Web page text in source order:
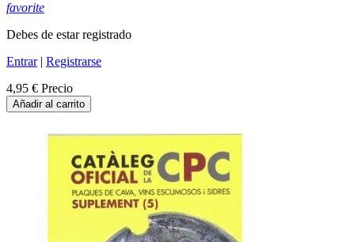
favorite
Debes de estar registrado
Entrar| Registrarse
4,95 € Precio
Añadir al carrito